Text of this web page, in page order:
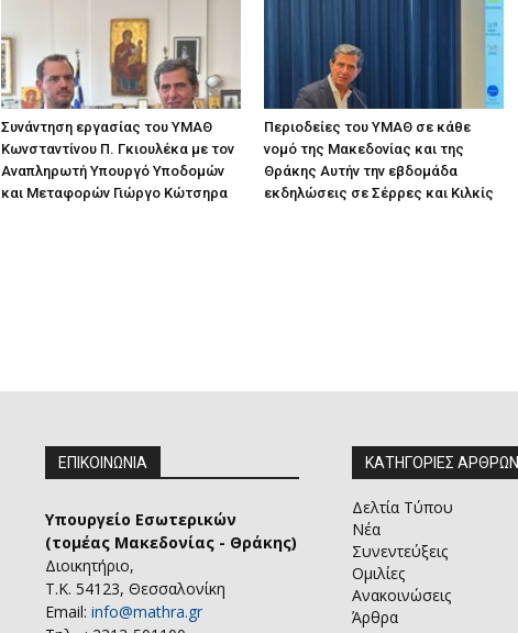
Συνάντηση εργασίας του ΥΜΑΘ
Κωνσταντίνου Π. Γκιουλέκα με τον
Αναπληρωτή Υπουργό Υποδομών
και Μεταφορών Γιώργο Κώτσηρα
Περιοδείες του ΥΜΑΘ σε κάθε
νομό της Μακεδονίας και της
Θράκης Αυτήν την εβδομάδα
εκδηλώσεις σε Σέρρες και Κιλκίς
ΕΠΙΚΟΙΝΩΝΙΑ
Υπουργείο Εσωτερικών
(τομέας Μακεδονίας - Θράκης)
Διοικητήριο,
Τ.Κ. 54123, Θεσσαλονίκη
Email: info@mathra.gr
ΚΑΤΗΓΟΡΙΕΣ ΑΡΘΡΩΝ
Δελτία Τύπου
Νέα
Συνεντεύξεις
Ομιλίες
Ανακοινώσεις
Άρθρα